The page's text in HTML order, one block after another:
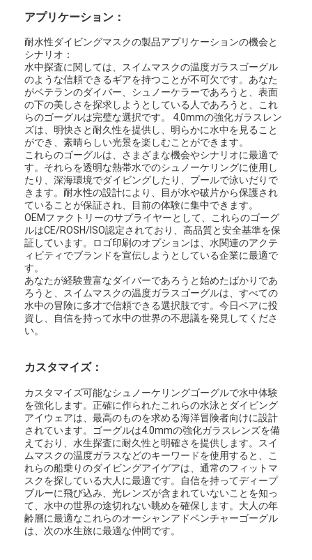
わたしたち に つい て
工場 ツアー
品質管理
連絡 ください
ニュース
事件
大人のダイビングマスク
子供のダイビングキット
ダイビングシュノーケル
泳ぐ羽
アプリケーション：
耐水性ダイビングマスクの製品アプリケーションの機会と
シナリオ：
水中探査に関しては、スイムマスクの温度ガラスゴーグル
のような信頼できるギアを持つことが不可欠です。あなた
がベテランのダイバー、シュノーケラーであろうと、表面
の下の美しさを探求しようとしている人であろうと、これ
らのゴーグルは完璧な選択です。 4.0mmの強化ガラスレン
ズは、明快さと耐久性を提供し、明らかに水中を見ること
ができ、素晴らしい光景を楽しむことができます。
これらのゴーグルは、さまざまな機会やシナリオに最適で
す。それらを透明な熱帯水でのシュノーケリングに使用し
たり、深海環境でダイビングしたり、プールで泳いだりで
きます。耐水性の設計により、目が水や破片から保護され
ていることが保証され、目前の体験に集中できます。
OEMファクトリーのサプライヤーとして、これらのゴーグ
ルはCE/ROSH/ISO認定されており、高品質と安全基準を保
証しています。ロゴ印刷のオプションは、水関連のアクテ
ィビティでブランドを宣伝しようとしている企業に最適で
す。
あなたが経験豊富なダイバーであろうと始めたばかりであ
ろうと、スイムマスクの温度ガラスゴーグルは、すべての
水中の冒険に多才で信頼できる選択肢です。今日ペアに投
資し、自信を持って水中の世界の不思議を発見してくださ
い。
カスタマイズ：
カスタマイズ可能なシュノーケリングゴーグルで水中体験
を強化します。正確に作られたこれらの水泳とダイビング
アイウェアは、最高のものを求める海洋冒険者向けに設計
されています。ゴーグルは4.0mmの強化ガラスレンズを備
えており、水生探査に耐久性と明確さを提供します。スイ
ムマスクの温度ガラスなどのキーワードを使用すると、こ
れらの船乗りのダイビングアイゲアは、通常のフィットマ
スクを探している大人に最適です。自信を持ってディープ
ブルーに飛び込み、光レンズが含まれていないことを知っ
て、水中の世界の途切れない眺めを確保します。大人の年
齢層に最適なこれらのオーシャンアドベンチャーゴーグル
は、次の水生旅に最適な仲間です。